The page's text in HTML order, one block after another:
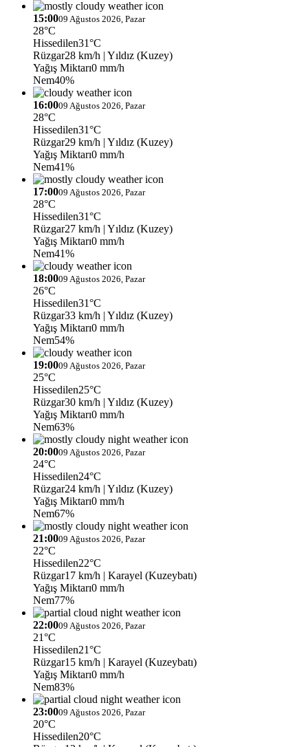
15:0009 Ağustos 2026, Pazar
28°C
Hissedilen31°C
Rüzgar28 km/h | Yıldız (Kuzey)
Yağış Miktarı0 mm/h
Nem40%
16:0009 Ağustos 2026, Pazar
28°C
Hissedilen31°C
Rüzgar29 km/h | Yıldız (Kuzey)
Yağış Miktarı0 mm/h
Nem41%
17:0009 Ağustos 2026, Pazar
28°C
Hissedilen31°C
Rüzgar27 km/h | Yıldız (Kuzey)
Yağış Miktarı0 mm/h
Nem41%
18:0009 Ağustos 2026, Pazar
26°C
Hissedilen31°C
Rüzgar33 km/h | Yıldız (Kuzey)
Yağış Miktarı0 mm/h
Nem54%
19:0009 Ağustos 2026, Pazar
25°C
Hissedilen25°C
Rüzgar30 km/h | Yıldız (Kuzey)
Yağış Miktarı0 mm/h
Nem63%
20:0009 Ağustos 2026, Pazar
24°C
Hissedilen24°C
Rüzgar24 km/h | Yıldız (Kuzey)
Yağış Miktarı0 mm/h
Nem67%
21:0009 Ağustos 2026, Pazar
22°C
Hissedilen22°C
Rüzgar17 km/h | Karayel (Kuzeybatı)
Yağış Miktarı0 mm/h
Nem77%
22:0009 Ağustos 2026, Pazar
21°C
Hissedilen21°C
Rüzgar15 km/h | Karayel (Kuzeybatı)
Yağış Miktarı0 mm/h
Nem83%
23:0009 Ağustos 2026, Pazar
20°C
Hissedilen20°C